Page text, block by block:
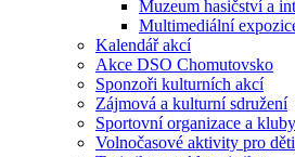
Muzeum hasičství a
Multimediální
Kalendář akcí
Akce DSO Chomutovsko
Sponzoři kulturních akcí
Zájmová a kulturní sdružení
Sportovní organizace a kluby
Volnočasové aktivity pro děti